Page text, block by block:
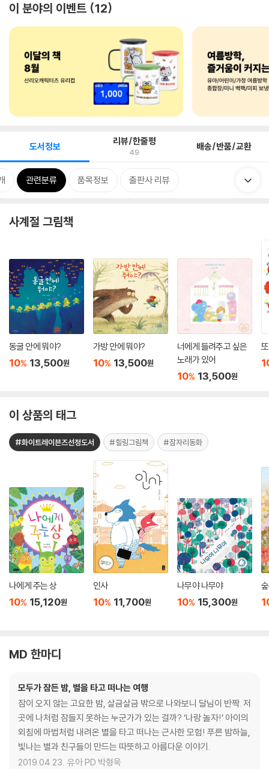
이 분야의 이벤트 12
도서정보 리뷰/한줄평
49 배송/반품/교환
관련분류 품목정보 출판사 리뷰
사계절 그림책
동굴 안에 뭐야?
10% 13,500원
가방 안에 뭐야?
10% 13,500원
너에게 들려주고 싶은
노래가 있어
10% 13,500원
이 상품의 태그
#화이트레이븐즈선정도서 #힐링그림책 #잠자리동화
나에게 주는 상
10% 15,120원
인사
10% 11,700원
나무야 나무야
10% 15,300원
MD 한마디
모두가 잠든 밤, 별을 타고 떠나는 여행
잠이 오지 않는 고요한 밤, 살금살금 밖으로 나와보니 달님이 반짝. 저
곳에 나처럼 잠들지 못하는 누군가가 있는 걸까? ‘나랑 놀자!’ 아이의
외침에 마법처럼 내려온 별을 타고 떠나는 근사한 모험! 푸른 밤하늘,
빛나는 별과 친구들이 만드는 따뜻하고 아름다운 이야기.
2019.04.23. 유아 PD 박형욱